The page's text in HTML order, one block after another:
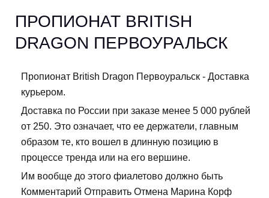
ПРОПИОНАТ BRITISH
DRAGON ПЕРВОУРАЛЬСК
Пропионат British Dragon Первоуральск - Доставка
курьером.
Доставка по России при заказе менее 5 000 рублей
от 250. Это означает, что ее держатели, главным
образом те, кто вошел в длинную позицию в
процессе тренда или на его вершине.
Им вообще до этого фиалетово должно быть
Комментарий Отправить Отмена Марина Корф